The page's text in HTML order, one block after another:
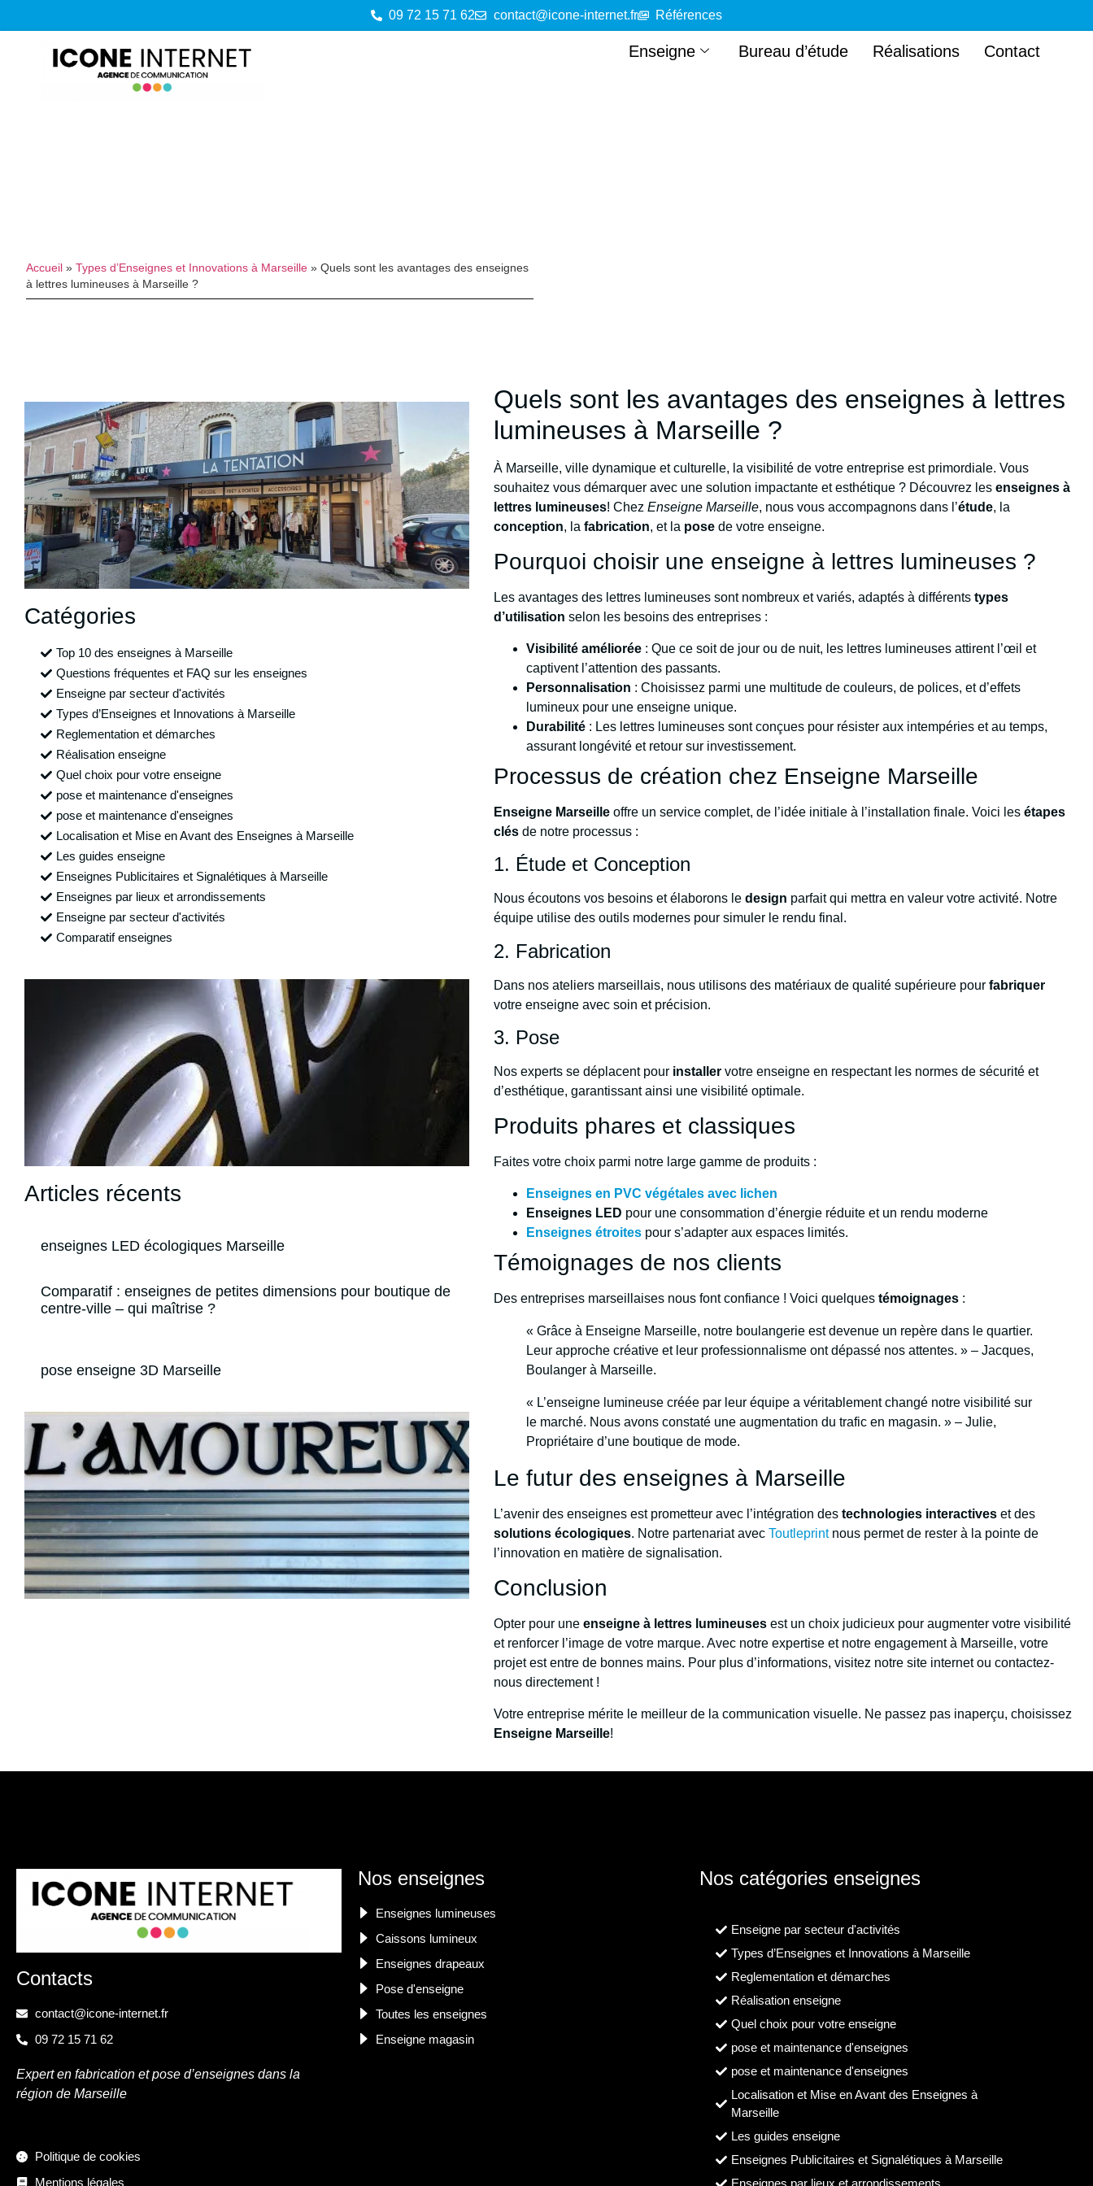
09 72 15 71 62 contact@icone-internet.fr Références
Enseigne Bureau d’étude Réalisations Contact
Accueil » Types d’Enseignes et Innovations à Marseille » Quels sont les avantages des enseignes
à lettres lumineuses à Marseille ?
Catégories
Top 10 des enseignes à Marseille
Questions fréquentes et FAQ sur les enseignes
Enseigne par secteur d'activités
Types d’Enseignes et Innovations à Marseille
Reglementation et démarches
Réalisation enseigne
Quel choix pour votre enseigne
pose et maintenance d'enseignes
pose et maintenance d'enseignes
Localisation et Mise en Avant des Enseignes à Marseille
Les guides enseigne
Enseignes Publicitaires et Signalétiques à Marseille
Enseignes par lieux et arrondissements
Enseigne par secteur d'activités
Comparatif enseignes
Articles récents
enseignes LED écologiques Marseille
Comparatif : enseignes de petites dimensions pour boutique de
centre-ville – qui maîtrise ?
pose enseigne 3D Marseille
Quels sont les avantages des enseignes à lettres
lumineuses à Marseille ?
À Marseille, ville dynamique et culturelle, la visibilité de votre entreprise est primordiale. Vous
souhaitez vous démarquer avec une solution impactante et esthétique ? Découvrez lesenseignes à
lettres lumineuses! ChezEnseigne Marseille, nous vous accompagnons dans l’étude, la
conception, lafabrication, et la pose de votre enseigne.
Pourquoi choisir une enseigne à lettres lumineuses ?
Les avantages des lettres lumineuses sont nombreux et variés, adaptés à différentstypes
d’utilisation selon les besoins des entreprises :
Visibilité améliorée : Que ce soit de jour ou de nuit, les lettres lumineuses attirent l’œil et
captivent l’attention des passants.
Personnalisation : Choisissez parmi une multitude de couleurs, de polices, et d’effets
lumineux pour une enseigne unique.
Durabilité : Les lettres lumineuses sont conçues pour résister aux intempéries et au temps,
assurant longévité et retour sur investissement.
Processus de création chez Enseigne Marseille
Enseigne Marseille offre un service complet, de l’idée initiale à l’installation finale. Voici lesétapes
clés de notre processus :
1. Étude et Conception
Nous écoutons vos besoins et élaborons ledesign parfait qui mettra en valeur votre activité. Notre
équipe utilise des outils modernes pour simuler le rendu final.
2. Fabrication
Dans nos ateliers marseillais, nous utilisons des matériaux de qualité supérieure pourfabriquer
votre enseigne avec soin et précision.
3. Pose
Nos experts se déplacent pour installer votre enseigne en respectant les normes de sécurité et
d’esthétique, garantissant ainsi une visibilité optimale.
Produits phares et classiques
Faites votre choix parmi notre large gamme de produits :
Enseignes en PVC végétales avec lichen
Enseignes LED pour une consommation d’énergie réduite et un rendu moderne
Enseignes étroites pour s’adapter aux espaces limités.
Témoignages de nos clients
Des entreprises marseillaises nous font confiance ! Voici quelquestémoignages :
« Grâce à Enseigne Marseille, notre boulangerie est devenue un repère dans le quartier.
Leur approche créative et leur professionnalisme ont dépassé nos attentes. » – Jacques,
Boulanger à Marseille.
« L’enseigne lumineuse créée par leur équipe a véritablement changé notre visibilité sur
le marché. Nous avons constaté une augmentation du trafic en magasin. » – Julie,
Propriétaire d’une boutique de mode.
Le futur des enseignes à Marseille
L’avenir des enseignes est prometteur avec l’intégration destechnologies interactives et des
solutions écologiques. Notre partenariat avecToutleprintnous permet de rester à la pointe de
l’innovation en matière de signalisation.
Conclusion
Opter pour uneenseigne à lettres lumineuses est un choix judicieux pour augmenter votre visibilité
et renforcer l’image de votre marque. Avec notre expertise et notre engagement à Marseille, votre
projet est entre de bonnes mains. Pour plus d’informations, visitez notre site internet ou contactez-
nous directement !
Votre entreprise mérite le meilleur de la communication visuelle. Ne passez pas inaperçu, choisissez
Enseigne Marseille!
Contacts
contact@icone-internet.fr
09 72 15 71 62
Expert en fabrication et pose d’enseignes dans la
région de Marseille
Politique de cookies
Mentions légales
Nos enseignes
Enseignes lumineuses
Caissons lumineux
Enseignes drapeaux
Pose d'enseigne
Toutes les enseignes
Enseigne magasin
Nos catégories enseignes
Enseigne par secteur d'activités
Types d’Enseignes et Innovations à Marseille
Reglementation et démarches
Réalisation enseigne
Quel choix pour votre enseigne
pose et maintenance d'enseignes
pose et maintenance d'enseignes
Localisation et Mise en Avant des Enseignes à
Marseille
Les guides enseigne
Enseignes Publicitaires et Signalétiques à Marseille
Enseignes par lieux et arrondissements